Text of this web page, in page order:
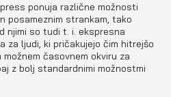
ponuja različne možnosti
posameznim strankam, tako
njimi so tudi t. i. ekspresna
za ljudi, ki pričakujejo čim hitrejšo
časovnem okviru za
z bolj standardnimi možnostmi